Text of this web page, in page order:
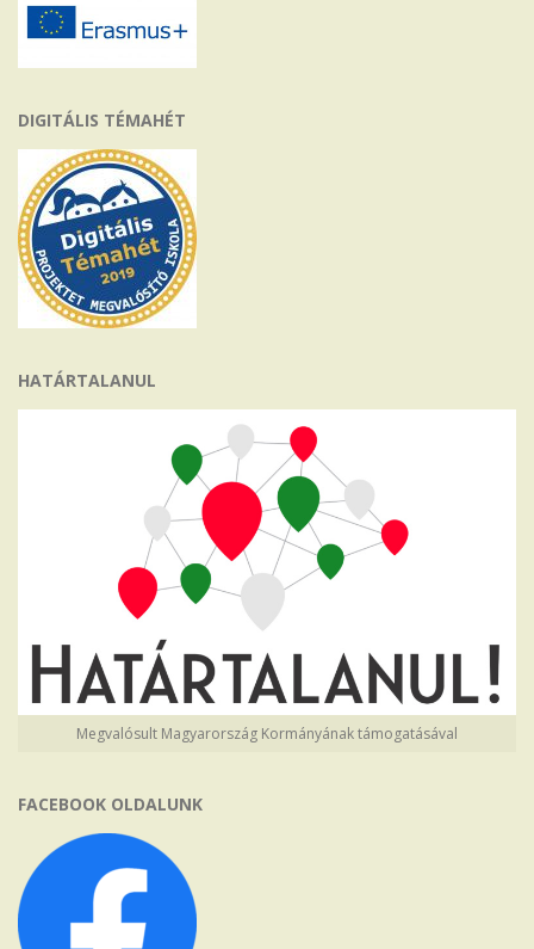
DIGITÁLIS TÉMAHÉT
HATÁRTALANUL
Megvalósult Magyarország Kormányának támogatásával
FACEBOOK OLDALUNK